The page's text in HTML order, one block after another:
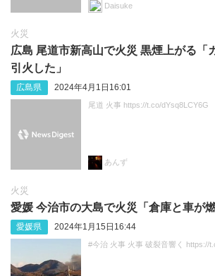
Daisuke
火災
広島 尾道市新高山で火災 黒煙上がる「
引火した」
広島県 2024年4月1日16:01
尾道 火事 https://t.co/dYsq8LCY6G
あんず
火災
愛媛 今治市の大島で火災「倉庫と車が燃
愛媛県 2024年1月15日16:44
#今治 火事 火事 破裂音響く https://